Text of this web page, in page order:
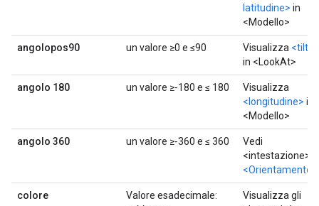
latitudine> in
<Modello>
angolopos90 un valore ≥0 e ≤90 Visualizza <tilt>
in <LookAt>
angolo 180 un valore ≥-180 e ≤ 180
Visualizza
<longitudine> in
<Modello>
angolo 360 un valore ≥-360 e ≤ 360
Vedi
<intestazione>
<Orientamento>
colore
Valore esadecimale:
Visualizza gli